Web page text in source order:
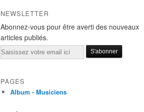
NEWSLETTER
Abonnez-vous pour être averti des nouveaux
articles publiés.
Email
PAGES
Album - Musiciens